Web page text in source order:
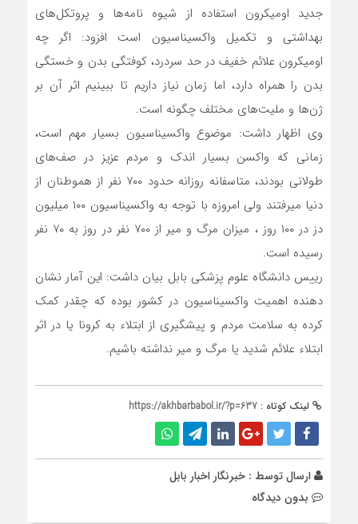
جدید اومیکرون استفاده از شیوه نامه‌ها و پروتکل‌های
بهداشتی و تکمیل واکسیناسیون است افزود: اگر چه
اومیکرون علائم خفیف در حد سردرد، کوفتگی بدن و خستگی
بدن را همراه دارد، اما زمان نیاز داریم تا ببینیم اثر آن بر
ژن‌ها و ملیت‌های مختلف چگونه است.
وی اظهار داشت: موضوع واکسیناسیون بسیار مهم است،
زمانی که واکسن بسیار اندک و مردم عزیز در صف‌های
طولانی بودند، متاسفانه روزانه حدود ۷۰۰ نفر از هموطنان از
دنیا میرفتند ولی امروزه با توجه به واکسیناسیون ۱۰۰ میلیون
دز در ۱۰۰ روز ، میزان مرگ و میر از ۷۰۰ نفر در روز به ۷۰ نفر
رسیده است.
رییس دانشگاه علوم پزشکی بابل بیان داشت: این آمار نشان
دهنده اهمیت واکسیناسیون در کشور بوده که چقدر کمک
کرده به سلامت مردم و پیشگیری از ابتلاء به کرونا یا در اثر
ابتلاء علائم شدید یا مرگ و میر نداشته باشیم.
لینک کوتاه : https://akhbarbabol.ir/?p=637
ارسال توسط : خبرنگار اخبار بابل
بدون دیدگاه